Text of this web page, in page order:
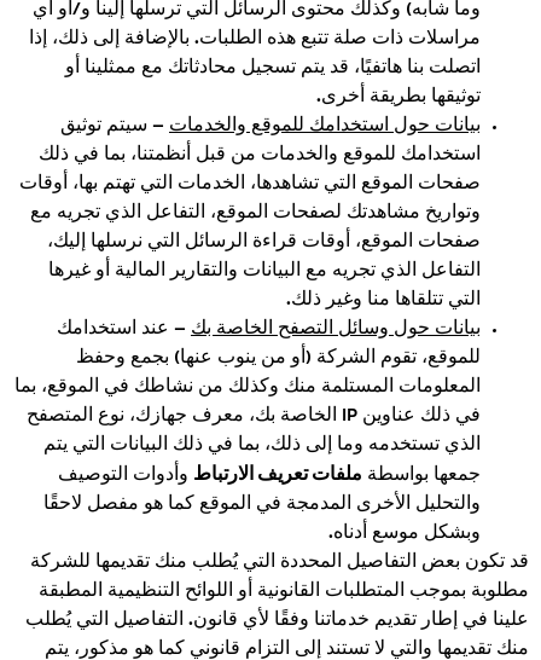
وما شابه) وكذلك محتوى الرسائل التي ترسلها إلينا و/أو أي
مراسلات ذات صلة تتبع هذه الطلبات. بالإضافة إلى ذلك، إذا
اتصلت بنا هاتفيًا، قد يتم تسجيل محادثاتك مع ممثلينا أو
توثيقها بطريقة أخرى.
بيانات حول استخدامك للموقع والخدمات – سيتم توثيق
استخدامك للموقع والخدمات من قبل أنظمتنا، بما في ذلك
صفحات الموقع التي تشاهدها، الخدمات التي تهتم بها، أوقات
وتواريخ مشاهدتك لصفحات الموقع، التفاعل الذي تجريه مع
صفحات الموقع، أوقات قراءة الرسائل التي نرسلها إليك،
التفاعل الذي تجريه مع البيانات والتقارير المالية أو غيرها
التي تتلقاها منا وغير ذلك.
بيانات حول وسائل التصفح الخاصة بك – عند استخدامك
للموقع، تقوم الشركة (أو من ينوب عنها) بجمع وحفظ
المعلومات المستلمة منك وكذلك من نشاطك في الموقع، بما
في ذلك عناوين IP الخاصة بك، معرف جهازك، نوع المتصفح
الذي تستخدمه وما إلى ذلك، بما في ذلك البيانات التي يتم
جمعها بواسطة ملفات تعريف الارتباط وأدوات التوصيف
والتحليل الأخرى المدمجة في الموقع كما هو مفصل لاحقًا
وبشكل موسع أدناه.
قد تكون بعض التفاصيل المحددة التي يُطلب منك تقديمها للشركة
مطلوبة بموجب المتطلبات القانونية أو اللوائح التنظيمية المطبقة
علينا في إطار تقديم خدماتنا وفقًا لأي قانون. التفاصيل التي يُطلب
منك تقديمها والتي لا تستند إلى التزام قانوني كما هو مذكور، يتم